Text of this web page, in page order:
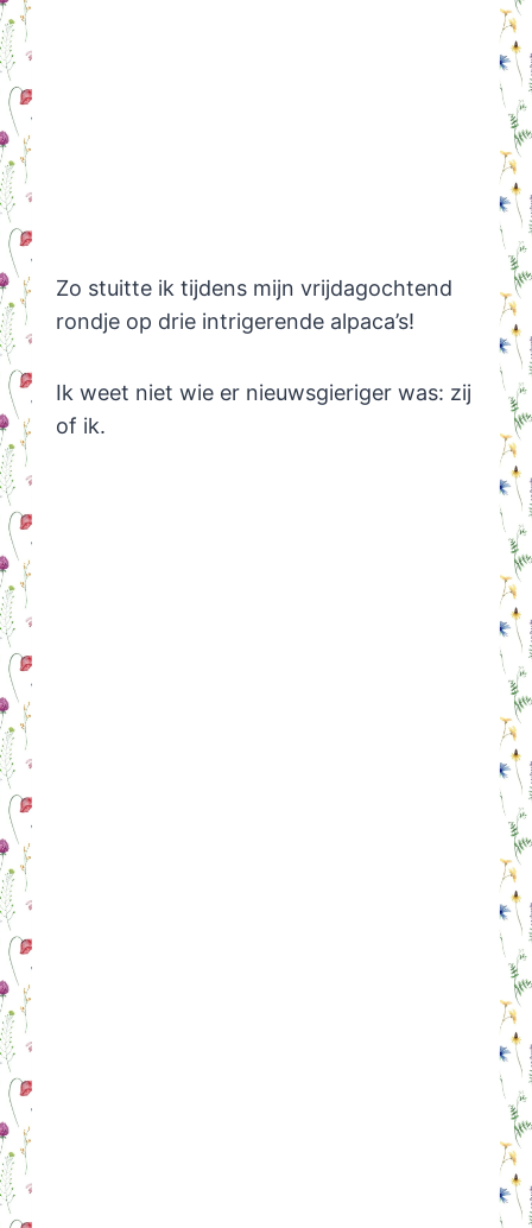
Zo stuitte ik tijdens mijn vrijdagochtend
rondje op drie intrigerende alpaca’s!
Ik weet niet wie er nieuwsgieriger was: zij
of ik.